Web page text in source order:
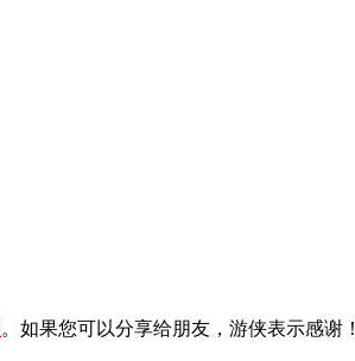
。如果您可以分享给朋友，游侠表示感谢！